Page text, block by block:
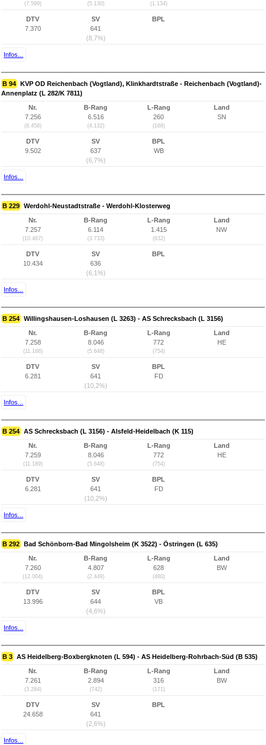
(7.599) (5.130) (1.134)
DTV
7.370
SV
641
(8,7%)
BPL
Infos...
B 94 KVP OD Reichenbach (Vogtland), Klinkhardtstraße - Reichenbach (Vogtland)-
Annenplatz (L 282/K 7811)
Nr.
7.256
(8.458)
B-Rang
6.516
(4.132)
L-Rang
260
(168)
Land
SN
DTV
9.502
SV
637
(6,7%)
BPL
WB
Infos...
B 229 Werdohl-Neustadtstraße - Werdohl-Klosterweg
Nr.
7.257
(10.467)
B-Rang
6.114
(3.733)
L-Rang
1.415
(832)
Land
NW
DTV
10.434
SV
636
(6,1%)
BPL
Infos...
B 254 Willingshausen-Loshausen (L 3263) - AS Schrecksbach (L 3156)
Nr.
7.258
(11.188)
B-Rang
8.046
(5.648)
L-Rang
772
(754)
Land
HE
DTV
6.281
SV
641
(10,2%)
BPL
FD
Infos...
B 254 AS Schrecksbach (L 3156) - Alsfeld-Heidelbach (K 115)
Nr.
7.259
(11.189)
B-Rang
8.046
(5.648)
L-Rang
772
(754)
Land
HE
DTV
6.281
SV
641
(10,2%)
BPL
FD
Infos...
B 292 Bad Schönborn-Bad Mingolsheim (K 3522) - Östringen (L 635)
Nr.
7.260
(12.004)
B-Rang
4.807
(2.449)
L-Rang
628
(480)
Land
BW
DTV
13.996
SV
644
(4,6%)
BPL
VB
Infos...
B 3 AS Heidelberg-Boxbergknoten (L 594) - AS Heidelberg-Rohrbach-Süd (B 535)
Nr.
7.261
(3.284)
B-Rang
2.894
(742)
L-Rang
316
(171)
Land
BW
DTV
24.658
SV
641
(2,6%)
BPL
Infos...